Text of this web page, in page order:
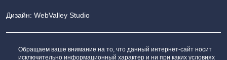
Дизайн: WebValley Studio
Обращаем ваше внимание на то, что данный интернет-сайт носит
исключительно информационный характер и ни при каких условиях